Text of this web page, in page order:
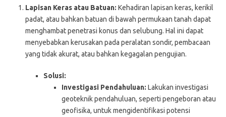
Lapisan Keras atau Batuan: Kehadiran lapisan keras, kerikil
padat, atau bahkan batuan di bawah permukaan tanah dapat
menghambat penetrasi konus dan selubung. Hal ini dapat
menyebabkan kerusakan pada peralatan sondir, pembacaan
yang tidak akurat, atau bahkan kegagalan pengujian.
Solusi:
Investigasi Pendahuluan: Lakukan investigasi
geoteknik pendahuluan, seperti pengeboran atau
geofisika, untuk mengidentifikasi potensi